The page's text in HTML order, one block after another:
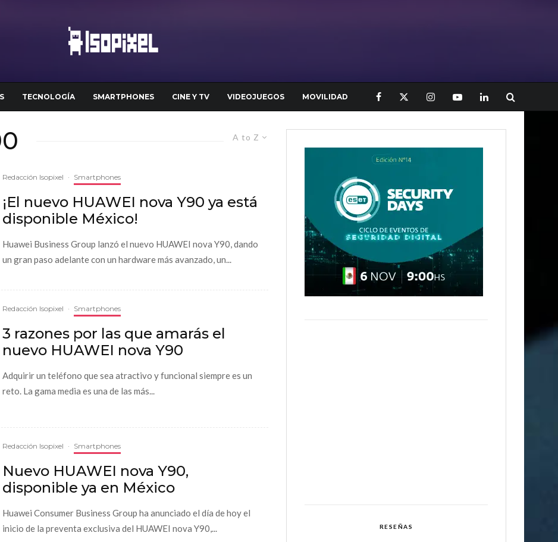
TECNOLOGÍA SMARTPHONES CINE Y TV VIDEOJUEGOS MOVILIDAD
A to Z
Redacción Isopixel · Smartphones
¡El nuevo HUAWEI nova Y90 ya está
disponible México!
Huawei Business Group lanzó el nuevo HUAWEI nova Y90, dando
un gran paso adelante con un hardware más avanzado, un...
Redacción Isopixel · Smartphones
3 razones por las que amarás el
nuevo HUAWEI nova Y90
Adquirir un teléfono que sea atractivo y funcional siempre es un
reto. La gama media es una de las más...
Redacción Isopixel · Smartphones
Nuevo HUAWEI nova Y90,
disponible ya en México
Huawei Consumer Business Group ha anunciado el día de hoy el
inicio de la preventa exclusiva del HUAWEI nova Y90,...
RESEÑAS